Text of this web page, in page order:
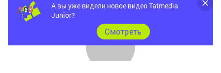
А вы уже видели новое видео Tatmedia
Junior?
Cмотреть